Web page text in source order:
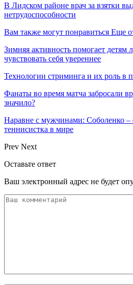
В Лидском районе врач за взятки
нетрудоспособности
Вам также могут понравиться Еще
Зимняя активность помогает детям
чувствовать себя увереннее
Технологии стриминга и их роль в
Фанаты во время матча забросали
значило?
Наравне с мужчинами: Соболенко –
теннисистка в мире
Prev Next
Оставьте ответ
Ваш электронный адрес не будет